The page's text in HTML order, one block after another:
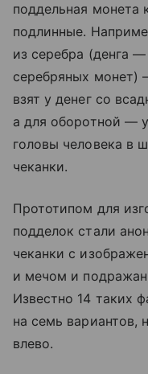
поддельная монета
подлинные.
из серебра (денга
серебряных монет)
взят у денег со
а для оборотной —
головы человека в
чеканки.
Прототипом для
подделок стали
чеканки с
и мечом и
Известно 14 таких
на семь вариантов,
влево.